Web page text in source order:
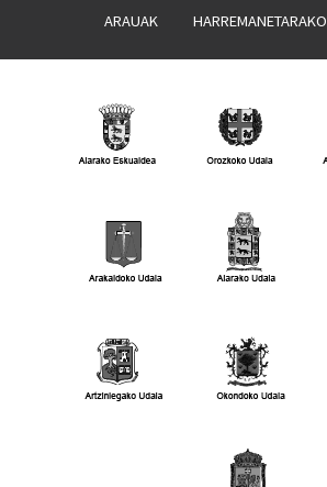
ARAUAK HARREMANETARAKO